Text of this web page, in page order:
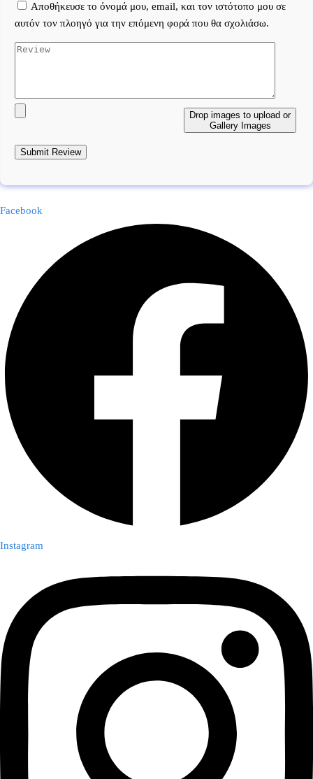
Αποθήκευσε το όνομά μου, email, και τον ιστότοπο μου σε
αυτόν τον πλοηγό για την επόμενη φορά που θα σχολιάσω.
Drop images to upload or
Gallery Images
Facebook
Instagram